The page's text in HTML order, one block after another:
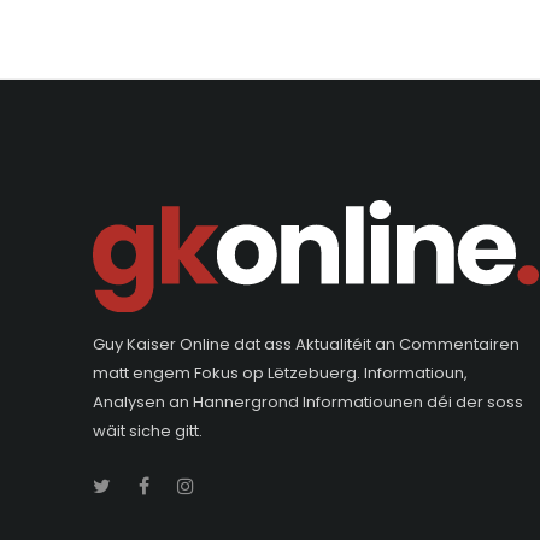
Guy Kaiser Online dat ass Aktualitéit an Commentairen
matt engem Fokus op Lëtzebuerg. Informatioun,
Analysen an Hannergrond Informatiounen déi der soss
wäit siche gitt.